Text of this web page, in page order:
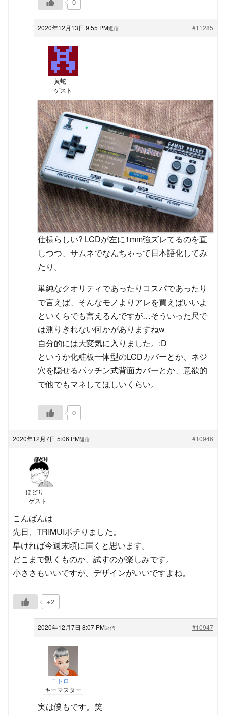
2020年12月13日 9:55 PM #11285
返信
黄蛇
ゲスト
仕様らしい? LCDが左に1mm強ズレてるのを直
しつつ、サムネでなんちゃって日本語化してみ
たり。
単純なクオリティであったりコスパであったり
で言えば、そんなモノよりアレを買えばいいよ
といくらでも言えるんですが…そういった尺で
は測りきれない何かがありますねw
自分的には大変気に入りました。:D
というか化粧板一体型のLCDカバーとか、ネジ
穴を隠せるパッチン式背面カバーとか、意欲的
で他でもマネしてほしいくらい。
0
2020年12月7日 5:06 PM #10946
返信
ほどり
ゲスト
こんばんは
先日、TRIMUIポチりました。
早ければ今週末頃に届くと思います。
どこまで動くものか、試すのが楽しみです。
小ささもいいですが、デザインがいいですよね。
+2
2020年12月7日 8:07 PM #10947
返信
ニトロ
キーマスター
実は僕もです。笑